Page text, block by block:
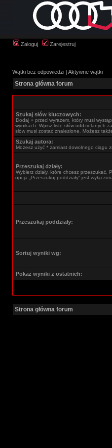
Zaloguj Zarejestruj
Wątki bez odpowiedzi | Aktywne wątki
Strona główna forum
Szukaj słów kluczowych:
Dodaj + przed wyrazem, który musi
wynikach. Wpisz listę słów oddzielanych
słów musi zostać znalezione. Możesz
Szukaj autora:
Możesz użyć * zamiast dowolnego ciągu
Przeszukaj działy:
Wybierz działy, które chcesz przeszukać.
opcja „Przeszukuj poddziały” jest
Przeszukaj poddziały:
Sortuj wyniki wg:
Pokaż wyniki z ostatnich:
Strona główna forum